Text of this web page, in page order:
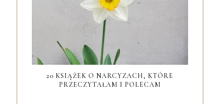
20 KSIĄŻEK O NARCYZACH, KTÓRE
PRZECZYTAŁAM I POLECAM